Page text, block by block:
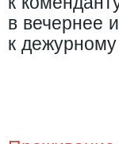
в вечернее
к